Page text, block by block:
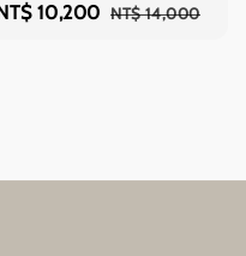
10,200 Regular
NT$ 14,000